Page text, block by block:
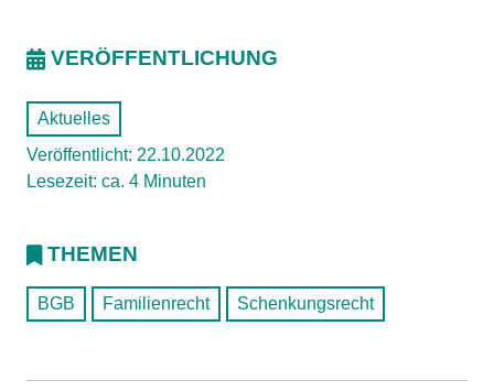
VERÖFFENTLICHUNG
Aktuelles
Veröffentlicht: 22.10.2022
Lesezeit: ca. 4 Minuten
THEMEN
BGB Familienrecht Schenkungsrecht